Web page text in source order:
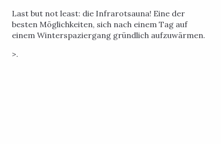
Last but not least: die Infrarotsauna! Eine der
besten Möglichkeiten, sich nach einem Tag auf
einem Winterspaziergang gründlich aufzuwärmen.
>.